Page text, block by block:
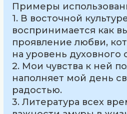
Примеры
1. В восточной
воспринимается как
проявление любви,
на уровень духовного
2. Мои чувства к ней
наполняет мой день
радостью.
3. Литература всех